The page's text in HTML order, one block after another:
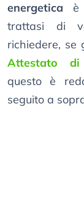
energetica è
trattasi di
richiedere, se
Attestato di
questo è
seguito a